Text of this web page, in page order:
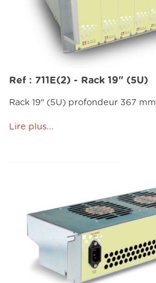
Ref : 711E(2) - Rack 19" (5U)
Rack 19" (5U) profondeur 367 mm
Lire plus...